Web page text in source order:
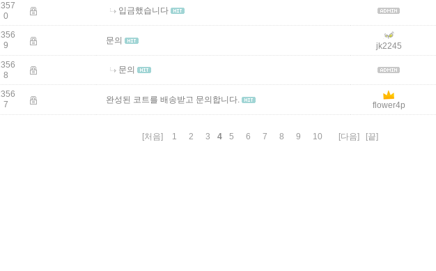
0
입금했습니다
9
문의
jk2245
8
문의
7
완성된 코트를 배송받고 문의합니다.
flower4p
[처음] 1 2 3 4 5 6 7 8 9 10 [다음] [끝]